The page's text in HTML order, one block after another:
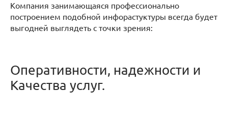
Компания занимающаяся профессионально
построением подобной инфорастуктуры всегда будет
выгодней выглядеть с точки зрения:
Оперативности, надежности и
Качества услуг.